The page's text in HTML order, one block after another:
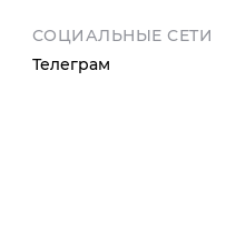
СОЦИАЛЬНЫЕ СЕТИ
Телеграм